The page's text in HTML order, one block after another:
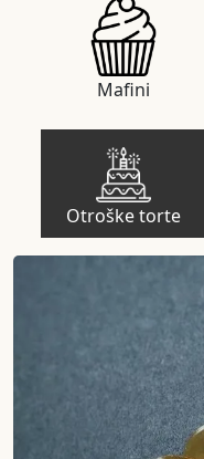
Mafini
Otroške torte